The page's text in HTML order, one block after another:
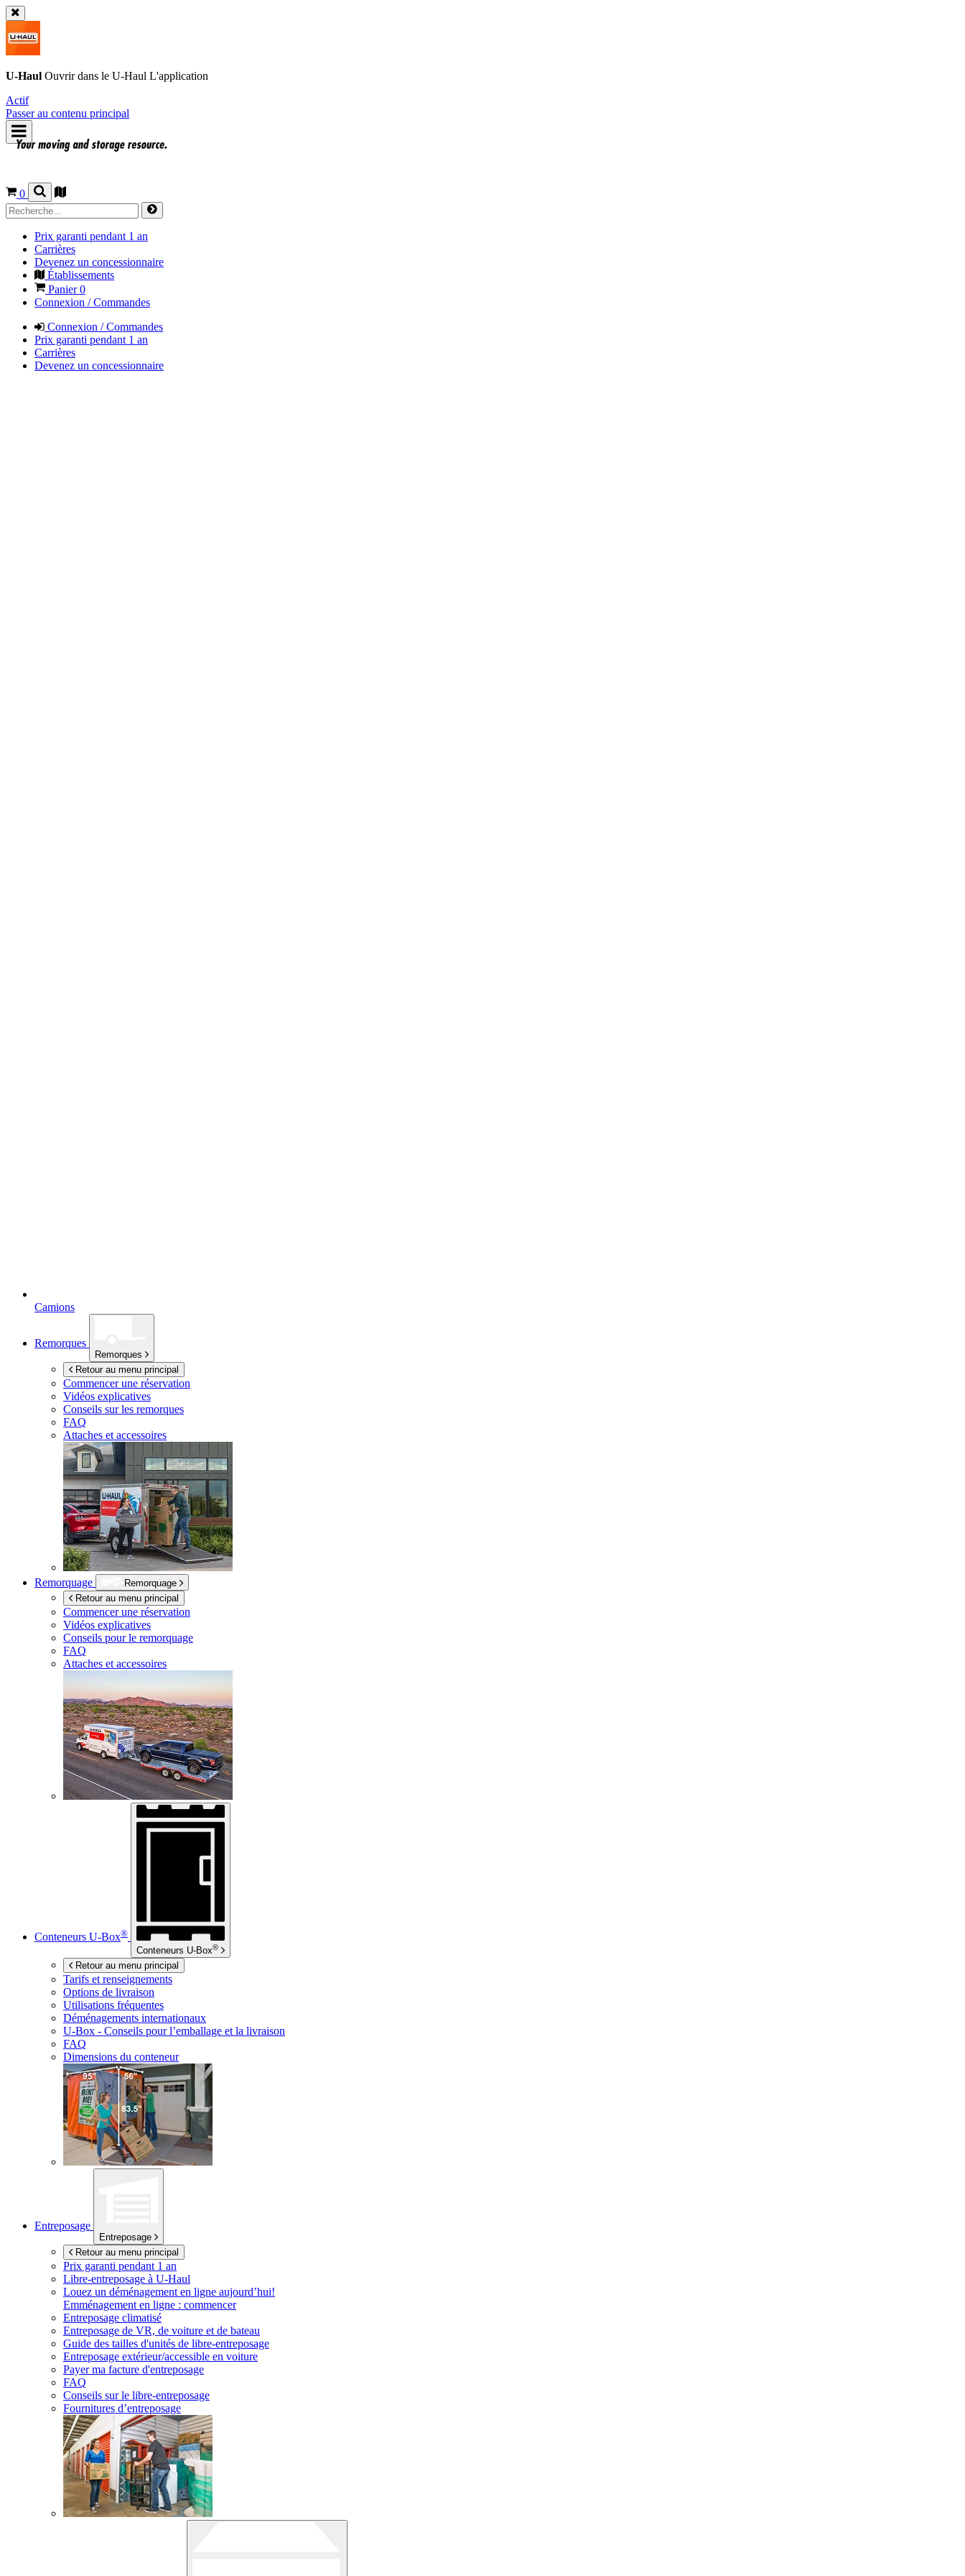
U-Haul Ouvrir dans le U-Haul L'application
Actif
Passer au contenu principal
0
Prix garanti pendant 1 an
Carrières
Devenez un concessionnaire
Établissements
Panier0
Connexion / Commandes
Connexion / Commandes
Prix garanti pendant 1 an
Carrières
Devenez un concessionnaire
Camions
Remorques
Remorques
Retour au menu principal
Commencer une réservation
Vidéos explicatives
Conseils sur les remorques
FAQ
Attaches et accessoires
Remorquage
Remorquage
Retour au menu principal
Commencer une réservation
Vidéos explicatives
Conseils pour le remorquage
FAQ
Attaches et accessoires
Conteneurs U-Box®
Conteneurs U-Box®
Retour au menu principal
Tarifs et renseignements
Options de livraison
Utilisations fréquentes
Déménagements internationaux
U-Box - Conseils pour l’emballage et la livraison
FAQ
Dimensions du conteneur
Entreposage
Entreposage
Retour au menu principal
Prix garanti pendant 1 an
Libre-entreposage à U-Haul
Louez un déménagement en ligne aujourd’hui!
Emménagement en ligne : commencer
Entreposage climatisé
Entreposage de VR, de voiture et de bateau
Guide des tailles d'unités de libre-entreposage
Entreposage extérieur/accessible en voiture
Payer ma facture d'entreposage
FAQ
Conseils sur le libre-entreposage
Fournitures d’entreposage